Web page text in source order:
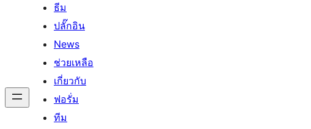
ธีม
ปลั๊กอิน
News
ช่วยเหลือ
เกี่ยวกับ
ฟอรั่ม
ทีม